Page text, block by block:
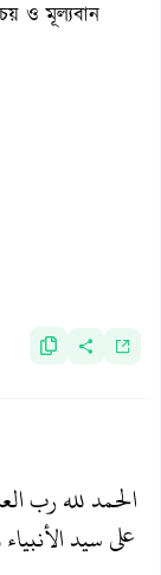
ও মূল্যবান
الحمد لله رب
على سيد